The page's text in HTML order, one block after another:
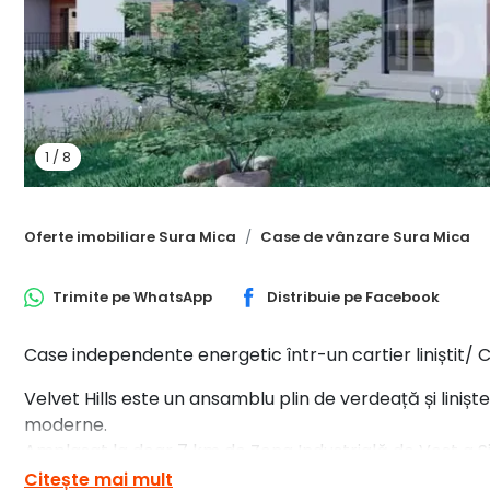
1 /8
Oferte imobiliare Sura Mica Case de vânzare Sura Mica
Trimite peWhatsApp Distribuie pe Facebook
Case independente energetic într-un cartier liniștit/
Velvet Hills este un ansamblu plin de verdeață și
moderne.
Amplasat la doar 7 km de Zona Industrială de Vest a
suficient de aproape de locul tău de muncă și
Citește mai mult